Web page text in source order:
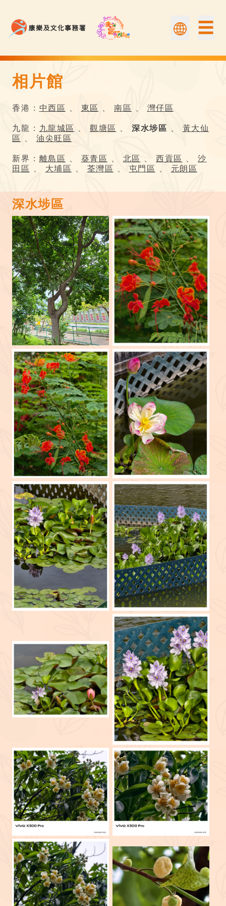
☰
相片館 | 康文賞花情報
相片館
香港 : 中西區 、 東區 、 南區 、 灣仔區
九龍 : 九龍城區 、 觀塘區 、 深水埗區 、 黃大仙
區 、 油尖旺區
新界 : 離島區 、 葵青區 、 北區 、 西貢區 、 沙
田區 、 大埔區 、 荃灣區 、 屯門區 、 元朗區
深水埗區